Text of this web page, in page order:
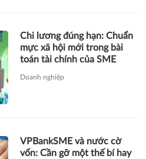
Chi lương đúng hạn: Chuẩn
mực xã hội mới trong bài
toán tài chính của SME
Doanh nghiệp
VPBankSME và nước cờ
vốn: Cần gỡ một thế bí hay